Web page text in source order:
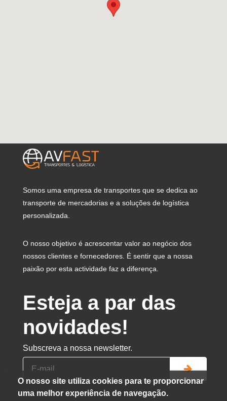
O nosso site utiliza cookies para te proporcionar
uma melhor experiência de navegação.
Somos uma empresa de transportes que se dedica ao
transporte de mercadorias e a soluções de logística
personalizada.
O nosso objetivo é acrescentar valor ao negócio dos
nossos clientes e fornecedores. É sentir que a nossa
paixão por esta actividade faz a diferença.
Esteja a par das
novidades!
Subscreva a nossa newsletter.